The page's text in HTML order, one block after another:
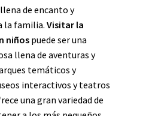
de encanto y
la familia. Visitar la
niñospuede ser una
llena de aventuras y
temáticos y
interactivos y teatros
una gran variedad de